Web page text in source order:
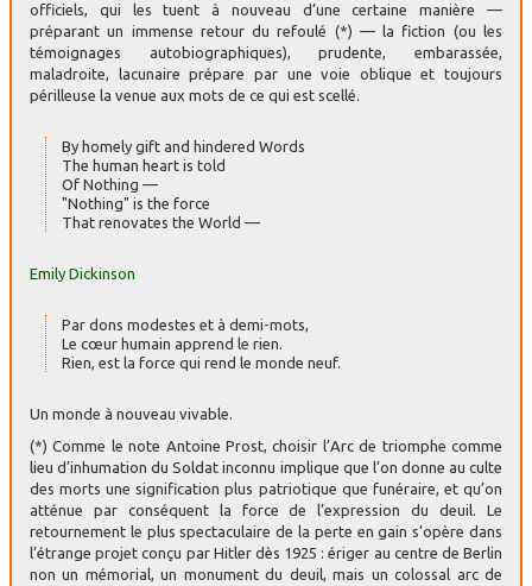
officiels, qui les tuent à nouveau d’une certaine manière —
préparant un immense retour du refoulé (*) — la fiction (ou les
témoignages autobiographiques), prudente, embarassée,
maladroite, lacunaire prépare par une voie oblique et toujours
périlleuse la venue aux mots de ce qui est scellé.
By homely gift and hindered Words
The human heart is told
Of Nothing —
"Nothing" is the force
That renovates the World —
Emily Dickinson
Par dons modestes et à demi-mots,
Le cœur humain apprend le rien.
Rien, est la force qui rend le monde neuf.
Un monde à nouveau vivable.
(*) Comme le note Antoine Prost, choisir l’Arc de triomphe comme
lieu d’inhumation du Soldat inconnu implique que l’on donne au culte
des morts une signification plus patriotique que funéraire, et qu’on
atténue par conséquent la force de l’expression du deuil. Le
retournement le plus spectaculaire de la perte en gain s’opère dans
l’étrange projet conçu par Hitler dès 1925 : ériger au centre de Berlin
non un mémorial, un monument du deuil, mais un colossal arc de